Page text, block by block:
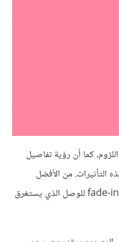
كما أن رؤية تفاصيل
3.5 ثانية بسبب هذه التأثيرات. من الأفضل
اختيار تأثير بسيط مثل الظهور التدريجي fade-in للوصل الذي يستغرق